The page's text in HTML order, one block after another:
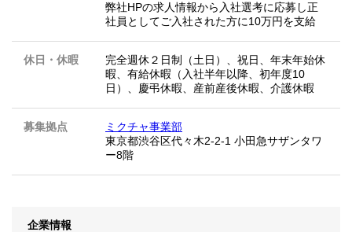
弊社HPの求人情報から入社選考に応募し正
社員としてご入社された方に10万円を支給
休日・休暇
完全週休２日制（土日）、祝日、年末年始休
暇、有給休暇（入社半年以降、初年度10
日）、慶弔休暇、産前産後休暇、介護休暇
募集拠点
ミクチャ事業部
東京都渋谷区代々木2-2-1 小田急サザンタワ
ー8階
企業情報